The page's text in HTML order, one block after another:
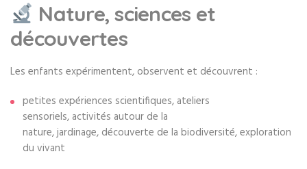
Nature, sciences et
découvertes
Les enfants expérimentent, observent et découvrent :
petites expériences scientifiques, ateliers
sensoriels, activités autour de la
nature, jardinage, découverte de la biodiversité, exploration
du vivant